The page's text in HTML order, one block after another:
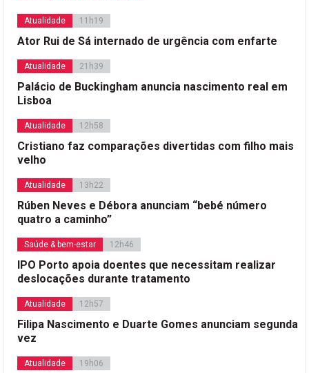
Atualidade 11h19
Ator Rui de Sá internado de urgência com enfarte
Atualidade 21h39
Palácio de Buckingham anuncia nascimento real em
Lisboa
Atualidade 12h58
Cristiano faz comparações divertidas com filho mais
velho
Atualidade 13h22
Rúben Neves e Débora anunciam “bebé número
quatro a caminho”
Saúde & bem-estar 12h46
IPO Porto apoia doentes que necessitam realizar
deslocações durante tratamento
Atualidade 12h57
Filipa Nascimento e Duarte Gomes anunciam segunda
vez
Atualidade 19h06